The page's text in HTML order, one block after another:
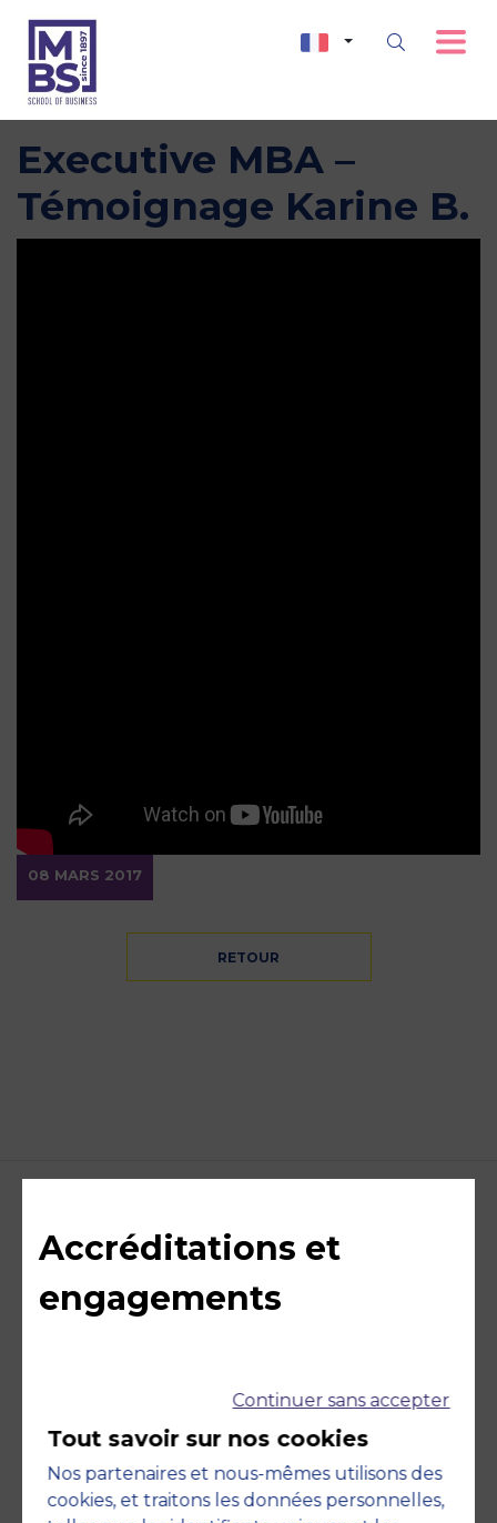
08 MARS 2017
Executive MBA –
Témoignage Karine B.
RETOUR
Accréditations et
engagements
Continuer sans accepter
Tout savoir sur nos cookies
Nos partenaires et nous-mêmes utilisons des
cookies, et traitons les données personnelles,